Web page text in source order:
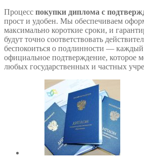
Процесс покупки диплома с
прост и удобен. Мы обеспечиваем
максимально короткие сроки, и
будут точно соответствовать
беспокоиться о подлинности —
официальное подтверждение, которое
любых государственных и частных